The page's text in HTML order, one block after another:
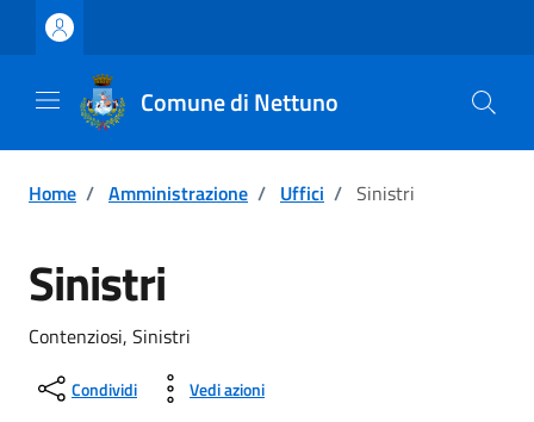
Vai ai contenuti
Vai al footer
Comune di Nettuno
Home / Amministrazione / Uffici / Sinistri
Sinistri
Contenziosi, Sinistri
Condividi Vedi azioni